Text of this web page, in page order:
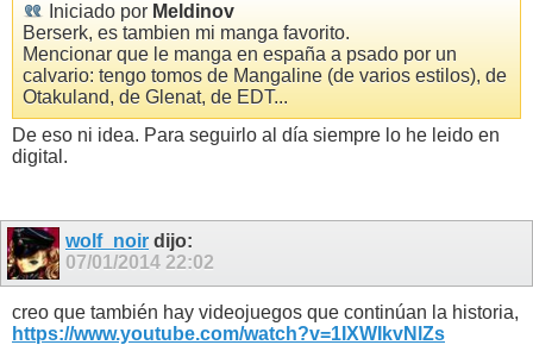
Iniciado por Meldinov
Berserk, es tambien mi manga favorito.
Mencionar que le manga en españa a psado por un
calvario: tengo tomos de Mangaline (de varios estilos), de
Otakuland, de Glenat, de EDT...
De eso ni idea. Para seguirlo al día siempre lo he leido en
digital.
wolf_noir dijo:
07/01/2014 22:02
creo que también hay videojuegos que continúan la historia,
https://www.youtube.com/watch?v=1IXWIkvNlZs